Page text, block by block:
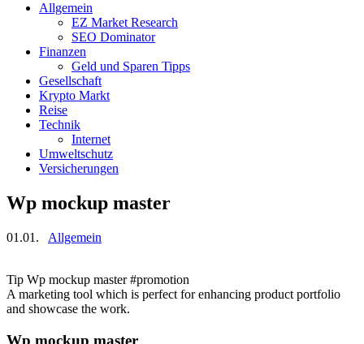
Allgemein
EZ Market Research
SEO Dominator
Finanzen
Geld und Sparen Tipps
Gesellschaft
Krypto Markt
Reise
Technik
Internet
Umweltschutz
Versicherungen
Wp mockup master
01.01. Allgemein
Tip Wp mockup master #promotion
A marketing tool which is perfect for enhancing product portfolio
and showcase the work.
Wp mockup master